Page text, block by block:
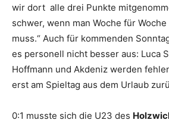
wir dort alle drei Punkte
schwer, wenn man Woche für
muss.“ Auch für kommenden
es personell nicht besser aus: Luca
Hoffmann und Akdeniz werden
erst am Spieltag aus dem Urlaub
0:1 musste sich die U23 des